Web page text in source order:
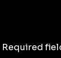
Required